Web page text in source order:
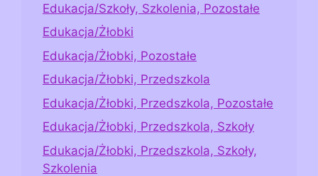
Edukacja/Szkoły, Szkolenia, Pozostałe
Edukacja/Żłobki
Edukacja/Żłobki, Pozostałe
Edukacja/Żłobki, Przedszkola
Edukacja/Żłobki, Przedszkola, Pozostałe
Edukacja/Żłobki, Przedszkola, Szkoły
Edukacja/Żłobki, Przedszkola, Szkoły,
Szkolenia